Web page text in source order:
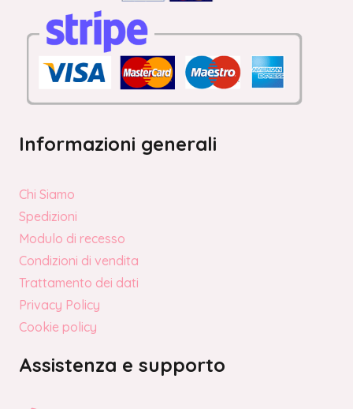
Informazioni generali
Chi Siamo
Spedizioni
Modulo di recesso
Condizioni di vendita
Trattamento dei dati
Privacy Policy
Cookie policy
Assistenza e supporto